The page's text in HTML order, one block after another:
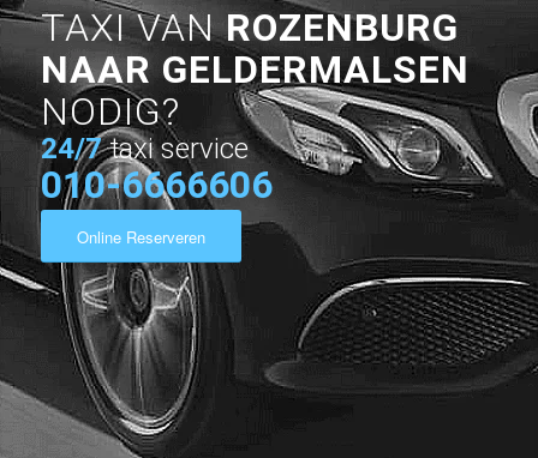
TAXI VANROZENBURG
NAAR GELDERMALSEN
NODIG?
24/7 taxi service
010-6666606
Online Reserveren